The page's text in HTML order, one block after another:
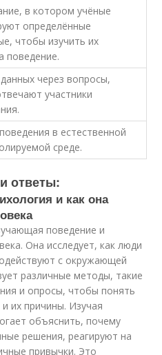
в котором учёные
определённые
чтобы изучить их
поведение.
через вопросы,
участники
в естественной
среде.
ответы:
и как она
поведение и
Она исследует, как люди
с окружающей
различные методы, такие
и опросы, чтобы понять
их причины. Изучая
объяснить, почему
решения, реагируют на
привычки. Это